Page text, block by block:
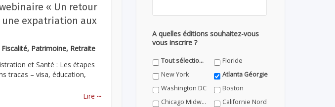
« Un retour
une expatriation aux
Patrimoine, Retraite
et Santé : Les étapes
tracas – visa, éducation,
Lire ...
A quelles éditions souhaitez-vous
vous inscrire ?
Tout sélectionner
Floride
New York
Atlanta Géorgie
Washington DC
Boston
Chicago Midwest
Californie Nord